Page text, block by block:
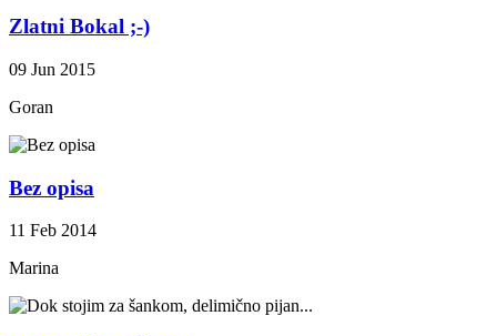
Zlatni Bokal ;-)
09 Jun 2015
Goran
Bez opisa
11 Feb 2014
Marina